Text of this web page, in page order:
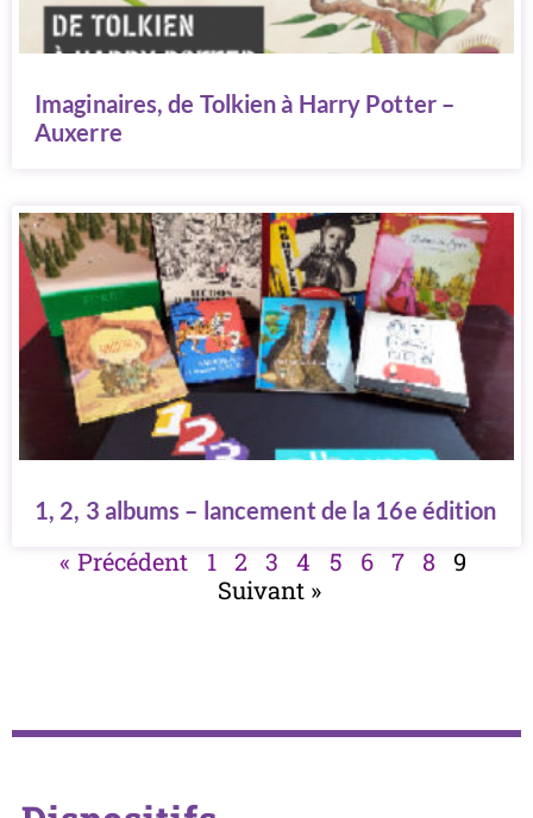
Imaginaires, de Tolkien à Harry Potter –
Auxerre
1, 2, 3 albums – lancement de la 16e édition
« Précédent 1 2 3 4 5 6 7 8
9
Suivant »